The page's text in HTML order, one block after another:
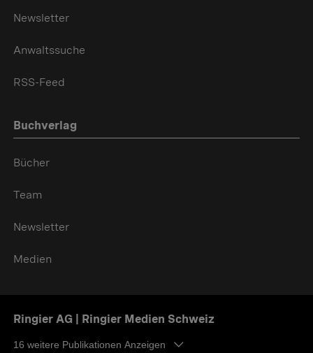
Newsletter
Anwaltssuche
RSS-Feed
Buchverlag
Bücher
Team
Newsletter
Medien
Ringier AG | Ringier Medien Schweiz
16 weitere Publikationen Anzeigen